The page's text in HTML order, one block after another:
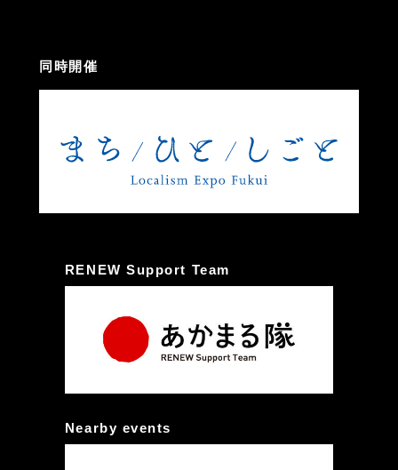
同時開催
RENEW Support Team
Nearby events